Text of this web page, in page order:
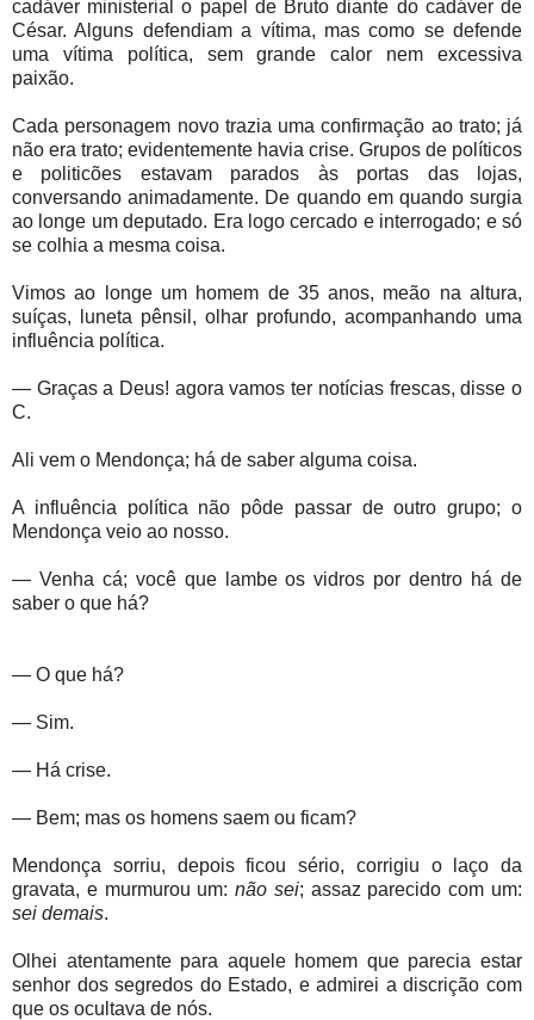
cadáver ministerial o papel de Bruto diante do cadáver de
César. Alguns defendiam a vítima, mas como se defende
uma vítima política, sem grande calor nem excessiva
paixão.
Cada personagem novo trazia uma confirmação ao trato; já
não era trato; evidentemente havia crise. Grupos de políticos
e politicões estavam parados às portas das lojas,
conversando animadamente. De quando em quando surgia
ao longe um deputado. Era logo cercado e interrogado; e só
se colhia a mesma coisa.
Vimos ao longe um homem de 35 anos, meão na altura,
suíças, luneta pênsil, olhar profundo, acompanhando uma
influência política.
— Graças a Deus! agora vamos ter notícias frescas, disse o
C.
Ali vem o Mendonça; há de saber alguma coisa.
A influência política não pôde passar de outro grupo; o
Mendonça veio ao nosso.
— Venha cá; você que lambe os vidros por dentro há de
saber o que há?
— O que há?
— Sim.
— Há crise.
— Bem; mas os homens saem ou ficam?
Mendonça sorriu, depois ficou sério, corrigiu o laço da
gravata, e murmurou um:não sei; assaz parecido com um:
sei demais.
Olhei atentamente para aquele homem que parecia estar
senhor dos segredos do Estado, e admirei a discrição com
que os ocultava de nós.